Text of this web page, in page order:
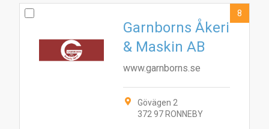
Garnborns Åkeri
& Maskin AB
www.garnborns.se
Gövägen 2
372 97 RONNEBY
8